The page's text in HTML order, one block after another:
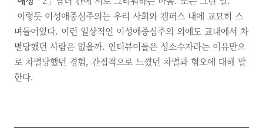
이렇듯 이성애중심주의는 우리 사회와 캠퍼스 내에 교묘히 스
며들어있다. 이런 일상적인 이성애중심주의 외에도 교내에서 차
별당했던 사람은 없을까. 인터뷰이들은 성소수자라는 이유만으
로 차별당했던 경험, 간접적으로 느꼈던 차별과 혐오에 대해 말
한다.